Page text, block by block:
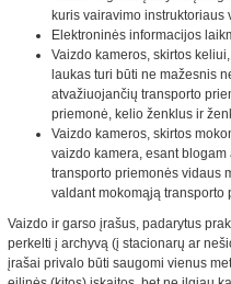
kuris vairavimo
Elektroninės informacijos
Vaizdo kameros, skirtos
laukas turi būti ne mažesnis
atvažiuojančių transporto
priemonė, kelio ženklus ir
Vaizdo kameros, skirtos
vaizdo kamera, esant
transporto priemonės vidaus
valdant mokomąją transporto
Vaizdo ir garso įrašus, padarytus
perkelti į archyvą (į stacionarų ar
įrašai privalo būti saugomi vienus